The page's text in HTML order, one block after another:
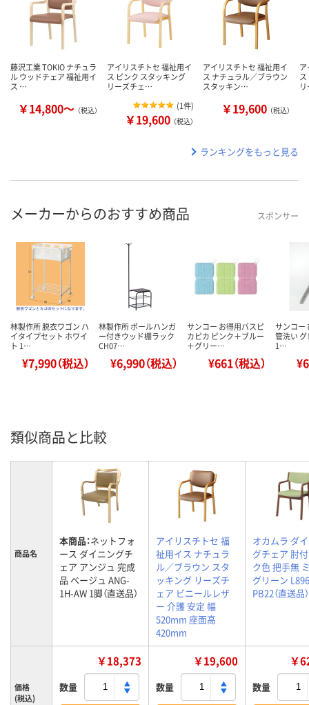
藤沢工業 TOKIO ナチュラ
ル ウッドチェア 福祉用イ
ス …
￥14,800～ （税込）
アイリスチトセ 福祉用イ
ス ピンク スタッキング
リーズチェ…
(1件)
￥19,600 （税込）
アイリスチトセ 福祉用イ
ス ナチュラル／ブラウン
スタッキン…
￥19,600 （税込）
ランキングをもっと見る
メーカーからのおすすめ商品 スポンサー
林製作所 脱衣ワゴン ハ
イタイプセット ホワイ
ト 1…
¥7,990（税込）
林製作所 ポールハンガ
ー付きウッド棚ラック
CH07…
¥6,990（税込）
サンコー お得用バスピ
カピカ ピンク＋ブルー
＋グリー…
¥661（税込）
サンコー
管洗い
1…
類似商品と比較
商品名
本商品：ネットフォ
ース ダイニングチ
ェア アンジュ 完成
品 ベージュ ANG-
1H-AW 1脚（直送品）
アイリスチトセ 福
祉用イス ナチュラ
ル／ブラウン スタ
ッキング リーズチ
ェア ビニールレザ
ー 介護 安定 幅
520mm 座面高
420mm
オカムラ ダ
グチェア 肘
ク色 把手無
グリーン
PB22（直送品）
価格
(税込)
￥18,373
数量
￥19,600
数量
￥
数量